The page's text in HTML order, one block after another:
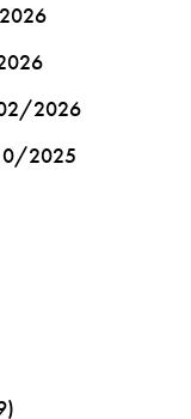
2026
2025